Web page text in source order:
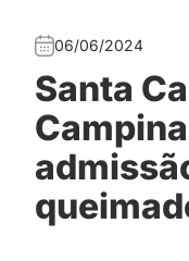
06/06/2024
Santa